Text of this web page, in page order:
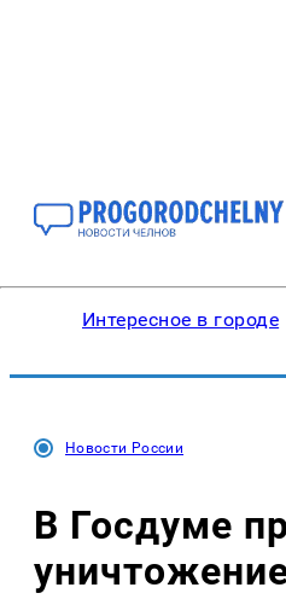
Интересное в городе
Новости России
В Госдуме